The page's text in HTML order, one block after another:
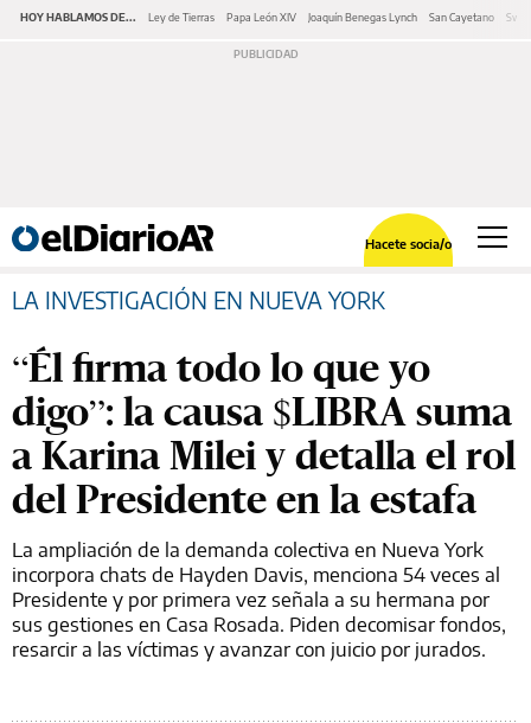
HOY HABLAMOS DE... Ley de Tierras Papa León XIV Joaquín Benegas Lynch San Cayetano
Hacete socia/o
LA INVESTIGACIÓN EN NUEVA YORK
“Él firma todo lo que yo
digo”: la causa $LIBRA suma
a Karina Milei y detalla el rol
del Presidente en la estafa
La ampliación de la demanda colectiva en Nueva York
incorpora chats de Hayden Davis, menciona 54 veces al
Presidente y por primera vez señala a su hermana por
sus gestiones en Casa Rosada. Piden decomisar fondos,
resarcir a las víctimas y avanzar con juicio por jurados.